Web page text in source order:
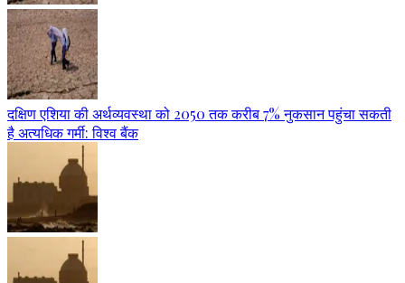
दक्षिण एशिया की अर्थव्यवस्था को 2050 तक करीब 7% नुकसान पहुंचा सकती
है अत्यधिक गर्मी: विश्व बैंक